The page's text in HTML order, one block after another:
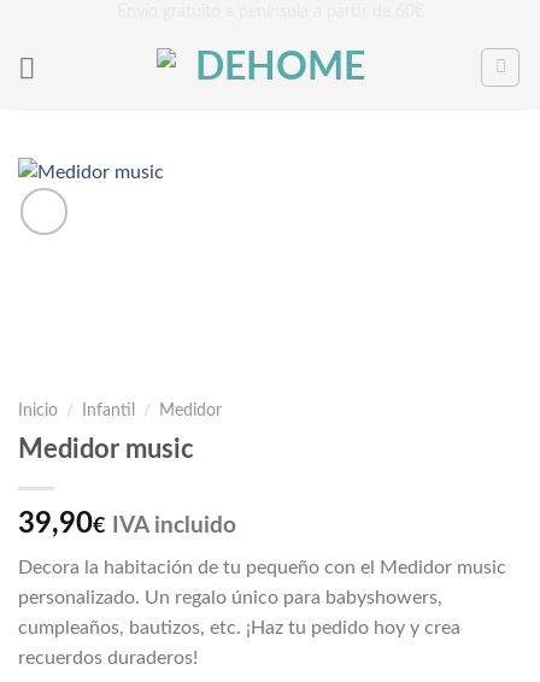
contenido
Inicio / Infantil / Medidor
Medidor music
39,90€ IVA incluido
Decora la habitación de tu pequeño con el Medidor music
personalizado. Un regalo único para babyshowers,
cumpleaños, bautizos, etc. ¡Haz tu pedido hoy y crea
recuerdos duraderos!